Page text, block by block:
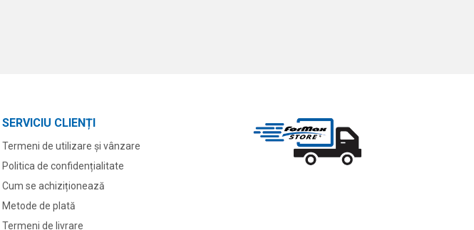
SERVICIU CLIENȚI
Termeni de utilizare și vânzare
Politica de confidențialitate
Cum se achiziționează
Metode de plată
Termeni de livrare